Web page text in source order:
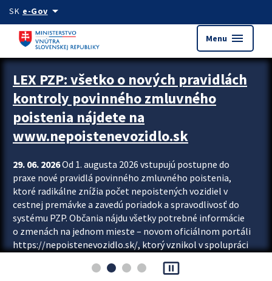
Preskocit na hlavný obsah
SK e-Govarrow_drop_down
Menu menu
Zastavit automatický posun upútavok
LEX PZP: všetko o nových pravidlách
kontroly povinného zmluvného
poistenia nájdete na
www.nepoistenevozidlo.sk
29. 06. 2026Od 1. augusta 2026 vstupujú postupne do
praxe nové pravidlá povinného zmluvného poistenia,
ktoré radikálne znížia počet nepoistených vozidiel v
cestnej premávke a zavedú poriadok a spravodlivosť do
systému PZP. Občania nájdu všetky potrebné informácie
o zmenách na jednom mieste – novom oficiálnom portáli
https://nepoistenevozidlo.sk/, ktorý vznikol v spolupráci
asociácie poisťovní (SLASPO) a Ministerstva vnútra SR.
pause_presentation